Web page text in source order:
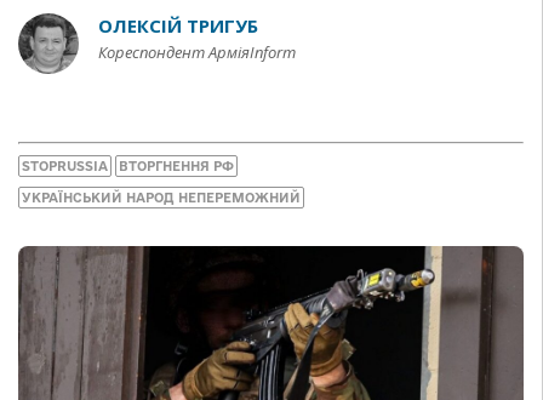
ОЛЕКСІЙ ТРИГУБ
Кореспондент АрміяInform
STOPRUSSIA ВТОРГНЕННЯ РФ
УКРАЇНСЬКИЙ НАРОД НЕПЕРЕМОЖНИЙ